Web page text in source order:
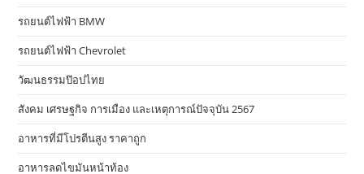
รถยนต์ไฟฟ้า BMW
รถยนต์ไฟฟ้า Chevrolet
วัฒนธรรมป๊อปไทย
สังคม เศรษฐกิจ การเมือง และเหตุการณ์ปัจจุบัน 2567
อาหารที่มีโปรตีนสูง ราคาถูก
อาหารลดไขมันหน้าท้อง